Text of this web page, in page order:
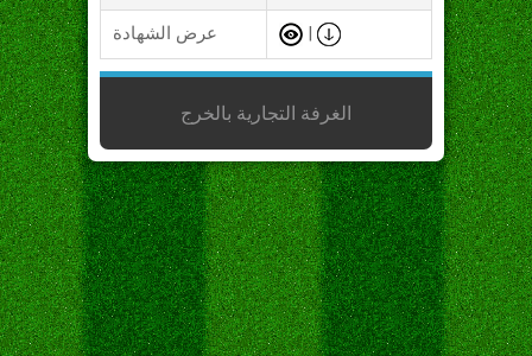
عرض الشهادة
الغرفة التجارية بالخرج